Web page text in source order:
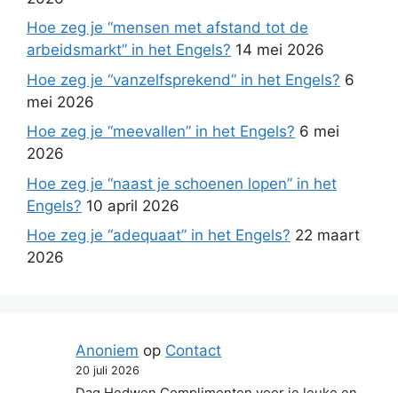
Hoe zeg je “mensen met afstand tot de
arbeidsmarkt” in het Engels? 14 mei 2026
Hoe zeg je “vanzelfsprekend” in het Engels? 6
mei 2026
Hoe zeg je “meevallen” in het Engels? 6 mei
2026
Hoe zeg je “naast je schoenen lopen” in het
Engels? 10 april 2026
Hoe zeg je “adequaat” in het Engels? 22 maart
2026
Anoniem op Contact
20 juli 2026